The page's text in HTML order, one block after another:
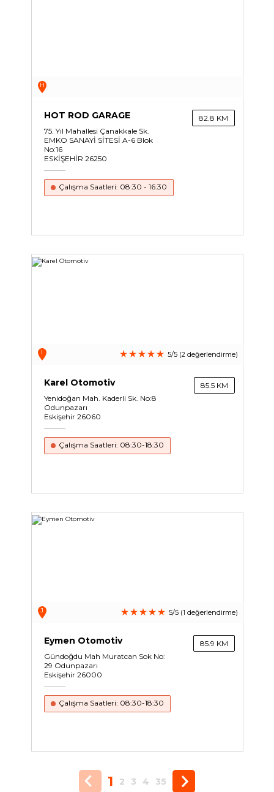
H
HOT ROD GARAGE
75. Yıl Mahallesi Çanakkale Sk.
EMKO SANAYİ SİTESİ A-6 Blok
No:16
ESKİŞEHİR 26250
82.8 KM
Çalışma Saatleri: 08:30 - 16:30
I 5/5 (2 değerlendirme)
Karel Otomotiv
Yenidoğan Mah. Kaderli Sk. No:8
Odunpazarı
Eskişehir 26060
85.5 KM
Çalışma Saatleri: 08:30-18:30
J 5/5 (1 değerlendirme)
Eymen Otomotiv
Gündoğdu Mah Muratcan Sok No:
29 Odunpazarı
Eskişehir 26000
85.9 KM
Çalışma Saatleri: 08:30-18:30
1 2 3 4 35